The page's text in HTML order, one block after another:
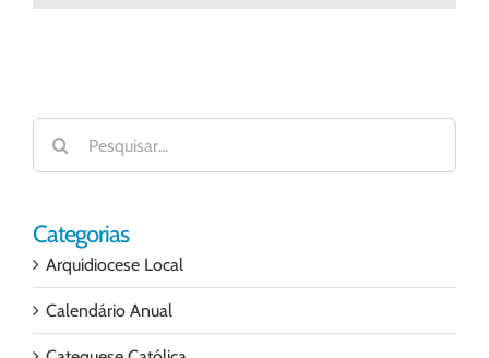
Buscar
resultados
para:
Categorias
Arquidiocese Local
Calendário Anual